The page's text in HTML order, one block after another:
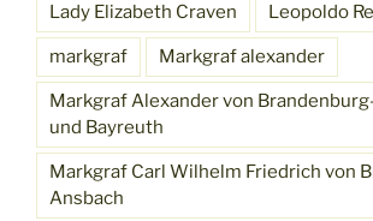
Lady Elizabeth Craven Leopoldo
markgraf Markgraf alexander
Markgraf Alexander von
und Bayreuth
Markgraf Carl Wilhelm Friedrich von
Ansbach